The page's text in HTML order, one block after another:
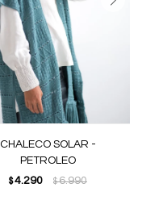
CHALECO SOLAR -
PETROLEO
$ 4.290 $6.990